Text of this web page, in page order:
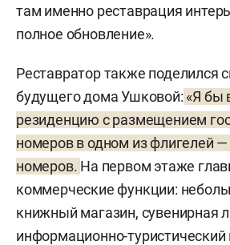
там именно реставрация
полное обновление».
Реставратор также поделился
будущего дома Ушковой: «Я бы
резиденцию с размещением
номеров в одном из флигелей —
номеров. На первом этаже
коммерческие функции:
книжный магазин, сувенирная
информационно-туристический